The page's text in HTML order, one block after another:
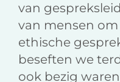
van
van mensen
ethische
beseften we
ook bezig